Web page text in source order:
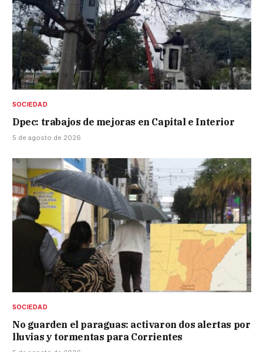
SOCIEDAD
Dpec: trabajos de mejoras en Capital e Interior
5 de agosto de 2026
SOCIEDAD
No guarden el paraguas: activaron dos alertas por
lluvias y tormentas para Corrientes